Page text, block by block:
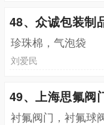
48、众诚包装制
珍珠棉，气泡袋
刘爱民
49、上海思氟阀
衬氟阀门，衬氟球